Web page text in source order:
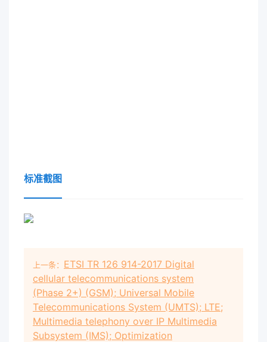
标准截图
上一条： ETSI TR 126 914-2017 Digital
cellular telecommunications system
(Phase 2+) (GSM); Universal Mobile
Telecommunications System (UMTS); LTE;
Multimedia telephony over IP Multimedia
Subsystem (IMS); Optimization